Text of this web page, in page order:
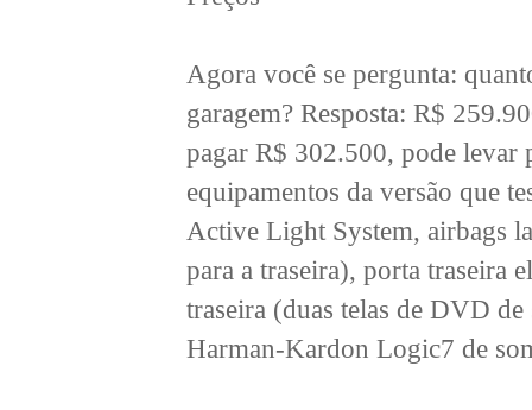
Agora você se pergunta:
garagem? Resposta: R$
pagar R$ 302.500, pode levar
equipamentos da versão que
Active Light System, airbags
para a traseira), porta traseira
traseira (duas telas de DVD
Harman-Kardon Logic7 de